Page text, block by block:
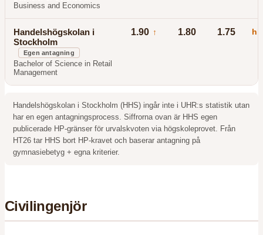
Business and Economics
Handelshögskolan i
Stockholm
Egen antagning
Bachelor of Science in Retail
Management
1.90 ↑ 1.80 1.75
Handelshögskolan i Stockholm (HHS) ingår inte i UHR:s statistik utan
har en egen antagningsprocess. Siffrorna ovan är HHS egen
publicerade HP-gränser för urvalskvoten via högskoleprovet. Från
HT26 tar HHS bort HP-kravet och baserar antagning på
gymnasiebetyg + egna kriterier.
Civilingenjör